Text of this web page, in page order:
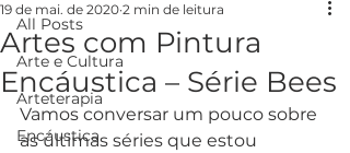
All Posts
Arte e Cultura
Arteterapia
Encáustica
Artes com Pintura
Encáustica – Série Bees
19 de mai. de 2020 2 min de leitura
Vamos conversar um pouco sobre
as últimas séries que estou